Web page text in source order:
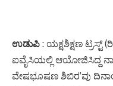
ಉಡುಪಿ : ಯಕ್ಷಶಿಕ್ಷಣ ಟ್ರಸ್ಟ್
ಐವೈಸಿಯಲ್ಲಿ ಆಯೋಜಿಸಿದ್ದ
ವೇಷಭೂಷಣ ಶಿಬಿರ’ವು